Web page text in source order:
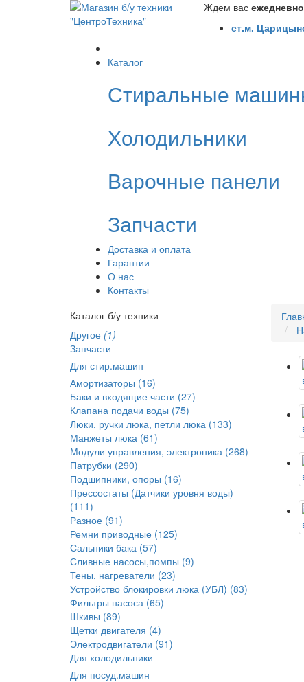
Ждем вас
ст.м.
Каталог
Стиральные
Холодильники
Варочные панели
Запчасти
Доставка и оплата
Гарантии
О нас
Контакты
Каталог б/у техники
Другое (1)
Запчасти
Для стир.машин
Амортизаторы (16)
Баки и входящие части (27)
Клапана подачи воды (75)
Люки, ручки люка, петли люка (133)
Манжеты люка (61)
Модули управления, электроника (268)
Патрубки (290)
Подшипники, опоры (16)
Прессостаты (Датчики уровня воды)
(111)
Разное (91)
Ремни приводные (125)
Сальники бака (57)
Сливные насосы,помпы (9)
Тены, нагреватели (23)
Устройство блокировки люка (УБЛ) (83)
Фильтры насоса (65)
Шкивы (89)
Щетки двигателя (4)
Электродвигатели (91)
Для холодильники
Для посуд.машин